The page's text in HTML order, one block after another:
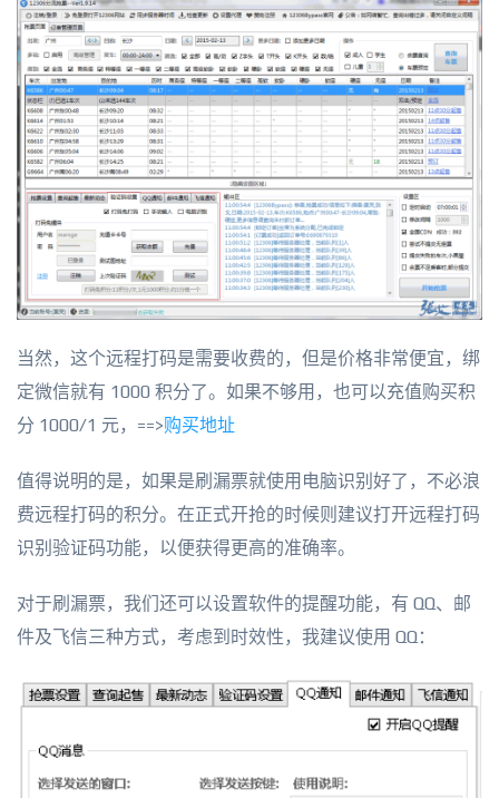
当然，这个远程打码是需要收费的，但是价格非常便宜，绑
定微信就有 1000 积分了。如果不够用，也可以充值购买积
分 1000/1 元，==>购买地址
值得说明的是，如果是刷漏票就使用电脑识别好了，不必浪
费远程打码的积分。在正式开抢的时候则建议打开远程打码
识别验证码功能，以便获得更高的准确率。
对于刷漏票，我们还可以设置软件的提醒功能，有 QQ、邮
件及飞信三种方式，考虑到时效性，我建议使用 QQ：